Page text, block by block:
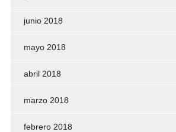
junio 2018
mayo 2018
abril 2018
marzo 2018
febrero 2018